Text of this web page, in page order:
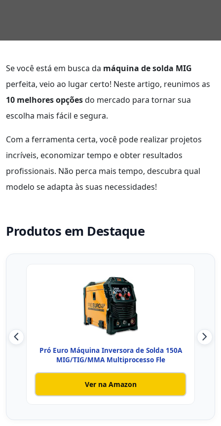
Se você está em busca da máquina de solda MIG
perfeita, veio ao lugar certo! Neste artigo, reunimos as
10 melhores opçõesdo mercado para tornar sua
escolha mais fácil e segura.
Com a ferramenta certa, você pode realizar projetos
incríveis, economizar tempo e obter resultados
profissionais. Não perca mais tempo, descubra qual
modelo se adapta às suas necessidades!
Produtos em Destaque
Pró Euro Máquina Inversora de Solda 150A
MIG/TIG/MMA Multiprocesso Fle
Ver na Amazon